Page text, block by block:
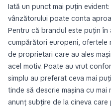
Iată un punct mai puțin
vânzătorului poate conta
Pentru că brandul este puțin
cumpărători europeni, ofertele
de proprietari care au ales
acel motiv. Poate au vrut
simplu au preferat ceva mai
tinde să descrie mașina cu mai
anunț subțire de la cineva